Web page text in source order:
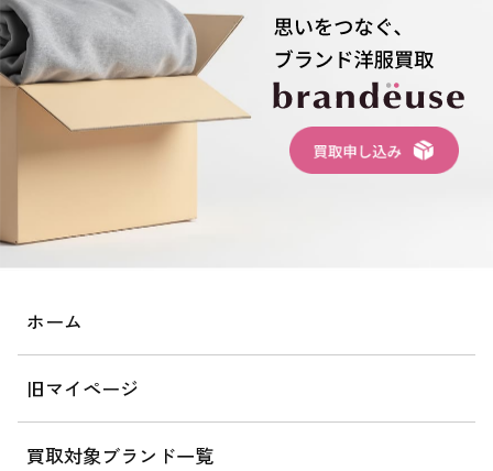
ホーム
旧マイページ
買取対象ブランド一覧